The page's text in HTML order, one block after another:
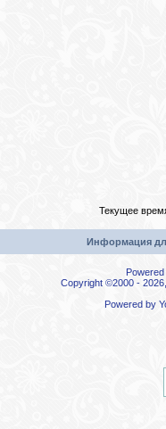
Текущее
Информация
Copyright ©2000 -
Powered by